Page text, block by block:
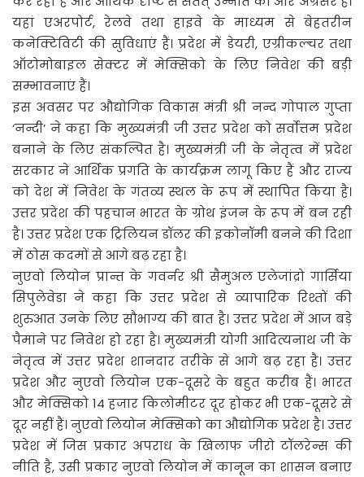
यहां एअरपोर्ट, रेलवे तथा हाइवे के माध्यम से बेहतरीन
कनेक्टिविटी की सुविधाएं हैं। प्रदेश में डेयरी, एग्रीकल्चर तथा
ऑटोमोबाइल सेक्टर में मेक्सिको के लिए निवेश की बड़ी
सम्भावनाएं हैं।
इस अवसर पर औद्योगिक विकास मंत्री श्री नन्द गोपाल गुप्ता
‘नन्दी’ ने कहा कि मुख्यमंत्री जी उत्तर प्रदेश को सर्वोत्तम प्रदेश
बनाने के लिए संकल्पित है। मुख्यमंत्री जी के नेतृत्व में प्रदेश
सरकार ने आर्थिक प्रगति के कार्यक्रम लागू किए हैं और राज्य
को देश में निवेश के गंतव्य स्थल के रूप में स्थापित किया है।
उत्तर प्रदेश की पहचान भारत के ग्रोथ इंजन के रूप में बन रही
है। उत्तर प्रदेश एक ट्रिलियन डॉलर की इकोनॉमी बनने की दिशा
में ठोस कदमों से आगे बढ़ रहा है।
नुएवो लियोन प्रान्त के गवर्नर श्री सैमुअल एलेजांद्रो गार्सिया
सिपुलेवेडा ने कहा कि उत्तर प्रदेश से व्यापारिक रिश्तों की
शुरुआत उनके लिए सौभाग्य की बात है। उत्तर प्रदेश में आज बड़े
पैमाने पर निवेश हो रहा है। मुख्यमंत्री योगी आदित्यनाथ जी के
नेतृत्व में उत्तर प्रदेश शानदार तरीके से आगे बढ़ रहा है। उत्तर
प्रदेश और नुएवो लियोन एक-दूसरे के बहुत करीब हैं। भारत
और मेक्सिको 14 हजार किलोमीटर दूर होकर भी एक-दूसरे से
दूर नहीं हैं। नुएवो लियोन मेक्सिको का औद्योगिक प्रदेश है। उत्तर
प्रदेश में जिस प्रकार अपराध के खिलाफ जीरो टॉलरेन्स की
नीति है, उसी प्रकार नुएवो लियोन में कानून का शासन बनाए